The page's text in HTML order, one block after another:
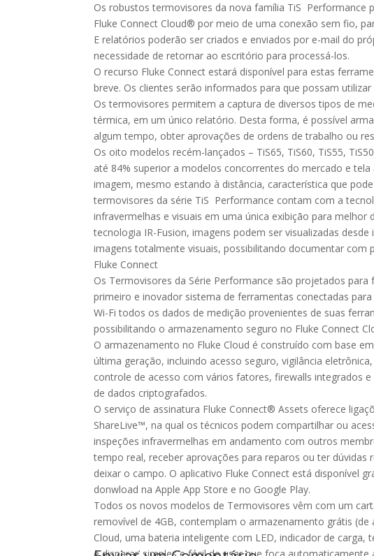
Os robustos termovisores da nova família TiS Performance
Fluke Connect Cloud® por meio de uma conexão sem fio,
E relatórios poderão ser criados e enviados por e-mail do
necessidade de retornar ao escritório para processá-los.
O recurso Fluke Connect estará disponível para estas
breve. Os clientes serão informados para que possam
Os termovisores permitem a captura de diversos tipos de
térmica, em um único relatório. Desta forma, é possível
algum tempo, obter aprovações de ordens de trabalho ou
Os oito modelos recém-lançados – TiS65, TiS60, TiS55,
até 84% superior a modelos concorrentes do mercado e
imagem, mesmo estando à distância, característica que
termovisores da série TiS Performance contam com a
infravermelhas e visuais em uma única exibição para
tecnologia IR-Fusion, imagens podem ser visualizadas
imagens totalmente visuais, possibilitando documentar com
Fluke Connect
Os Termovisores da Série Performance são projetados
primeiro e inovador sistema de ferramentas conectadas
Wi-Fi todos os dados de medição provenientes de suas
possibilitando o armazenamento seguro no Fluke Connect
O armazenamento no Fluke Cloud é construído com base
última geração, incluindo acesso seguro, vigilância
controle de acesso com vários fatores, firewalls integrados
de dados criptografados.
O serviço de assinatura Fluke Connect® Assets oferece
ShareLive™, na qual os técnicos podem compartilhar ou
inspeções infravermelhas em andamento com outros
tempo real, receber aprovações para reparos ou ter dúvidas
deixar o campo. O aplicativo Fluke Connect está disponível
donwload na Apple App Store e no Google Play.
Todos os novos modelos de Termovisores vêm com um
removível de 4GB, contemplam o armazenamento grátis (de
Cloud, uma bateria inteligente com LED, indicador de carga,